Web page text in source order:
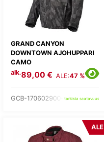
GRAND CANYON
DOWNTOWN AJOHUPPARI
CAMO
alk.89,00 € ALE:47 %
GCB-170602900- tarkista saatavuus
ALE